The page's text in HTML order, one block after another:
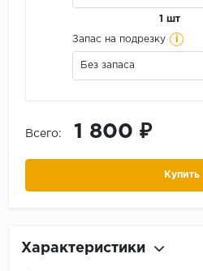
1 шт
Запас на подрезку i
Без запаса
Всего: 1 800 ₽
Купить
Характеристики